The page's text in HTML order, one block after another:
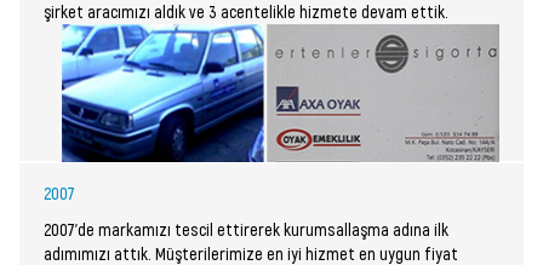
şirket aracımızı aldık ve 3 acentelikle hizmete devam ettik.
2007
2007’de markamızı tescil ettirerek kurumsallaşma adına ilk
adımımızı attık. Müşterilerimize en iyi hizmet en uygun fiyat